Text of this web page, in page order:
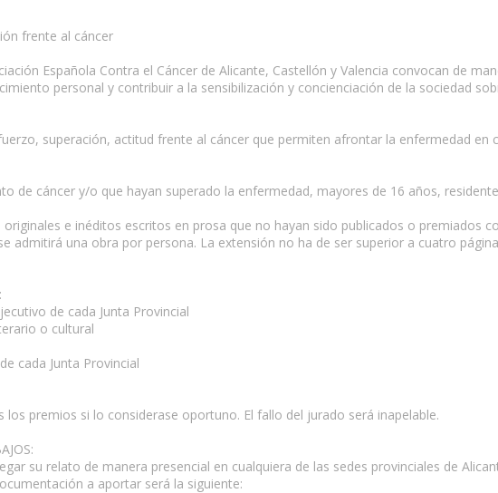
frente al cáncer
Española Contra el Cáncer de Alicante, Castellón y Valencia convocan de
personal y contribuir a la sensibilización y concienciación de la sociedad
superación, actitud frente al cáncer que permiten afrontar la enfermedad en
de cáncer y/o que hayan superado la enfermedad, mayores de 16 años,
e inéditos escritos en prosa que no hayan sido publicados o premiados
admitirá una obra por persona. La extensión no ha de ser superior a cuatro
de cada Junta Provincial
o cultural
cada Junta Provincial
los premios si lo considerase oportuno. El fallo del jurado será inapelable.
su relato de manera presencial en cualquiera de las sedes provinciales de
a aportar será la siguiente: